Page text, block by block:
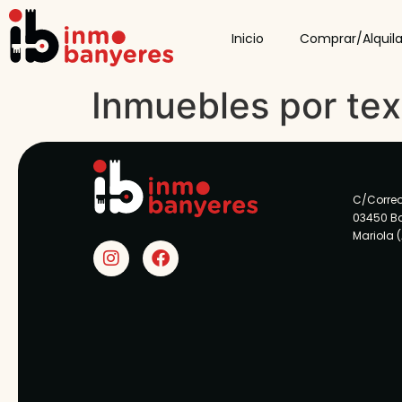
Inicio Comprar/
Inmuebles por
C/
03450
Mariola